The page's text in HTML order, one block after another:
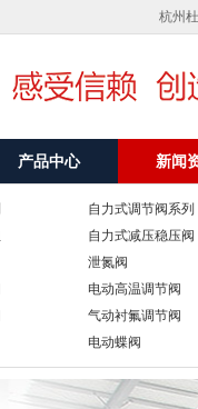
杭州
产品中心 新闻
自力式调节阀系列
自力式减压稳压阀
泄氮阀
电动高温调节阀
气动衬氟调节阀
电动蝶阀